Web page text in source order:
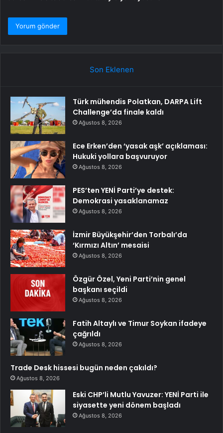
Son Eklenen
Türk mühendis Polatkan, DARPA Lift
Challenge’da finale kaldı
Ağustos 8, 2026
Ece Erken’den ‘yasak aşk’ açıklaması:
Hukuki yollara başvuruyor
Ağustos 8, 2026
PES’ten YENİ Parti’ye destek:
Demokrasi yasaklanamaz
Ağustos 8, 2026
İzmir Büyükşehir’den Torbalı’da
‘Kırmızı Altın’ mesaisi
Ağustos 8, 2026
Özgür Özel, Yeni Parti’nin genel
başkanı seçildi
Ağustos 8, 2026
Fatih Altaylı ve Timur Soykan ifadeye
çağrıldı
Ağustos 8, 2026
Trade Desk hissesi bugün neden çakıldı?
Ağustos 8, 2026
Eski CHP’li Mutlu Yavuzer: YENİ Parti ile
siyasette yeni dönem başladı
Ağustos 8, 2026